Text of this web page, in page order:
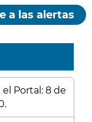
a las alertas
Portal: 8 de